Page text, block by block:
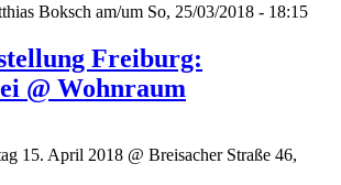
Boksch am/um So, 25/03/2018 - 18:15
Freiburg:
@ Wohnraum
15. April 2018 @ Breisacher Straße 46,